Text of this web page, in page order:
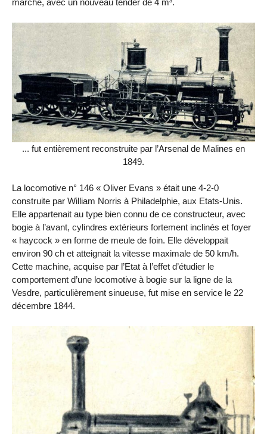
marche, avec un nouveau tender de 4 m³.
... fut entièrement reconstruite par l’Arsenal de Malines en
1849.
La locomotive n° 146 « Oliver Evans » était une 4-2-0
construite par William Norris à Philadelphie, aux Etats-Unis.
Elle appartenait au type bien connu de ce constructeur, avec
bogie à l’avant, cylindres extérieurs fortement inclinés et foyer
« haycock » en forme de meule de foin. Elle développait
environ 90 ch et atteignait la vitesse maximale de 50 km/h.
Cette machine, acquise par l’Etat à l’effet d’étudier le
comportement d’une locomotive à bogie sur la ligne de la
Vesdre, particulièrement sinueuse, fut mise en service le 22
décembre 1844.